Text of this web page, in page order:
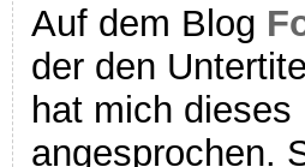
Auf dem Blog
der den
hat mich dieses
angesprochen.